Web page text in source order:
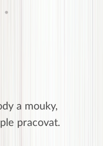
a mouky,
pracovat.